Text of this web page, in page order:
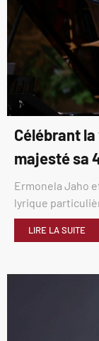
Célébrant
majesté sa
Ermonela Jaho
lyrique
LIRE LA SUITE